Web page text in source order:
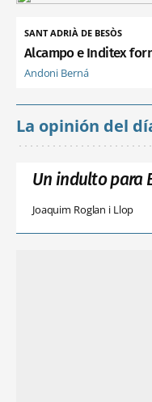
SANT ADRIÀ DE BESÒS
Alcampo e Inditex
Andoni Berná
La opinión del
Un indulto para
Joaquim Roglan i Llop